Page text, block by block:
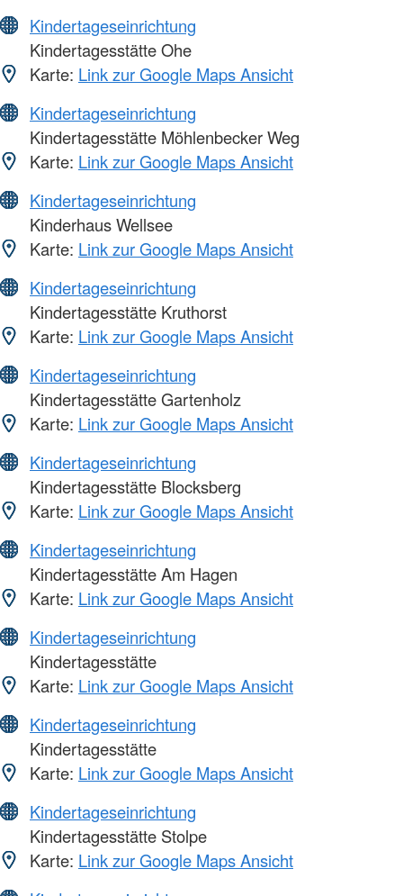
Kindertageseinrichtung
Kindertagesstätte Ohe
Karte: Link zur Google Maps Ansicht
Kindertageseinrichtung
Kindertagesstätte Möhlenbecker Weg
Karte: Link zur Google Maps Ansicht
Kindertageseinrichtung
Kinderhaus Wellsee
Karte: Link zur Google Maps Ansicht
Kindertageseinrichtung
Kindertagesstätte Kruthorst
Karte: Link zur Google Maps Ansicht
Kindertageseinrichtung
Kindertagesstätte Gartenholz
Karte: Link zur Google Maps Ansicht
Kindertageseinrichtung
Kindertagesstätte Blocksberg
Karte: Link zur Google Maps Ansicht
Kindertageseinrichtung
Kindertagesstätte Am Hagen
Karte: Link zur Google Maps Ansicht
Kindertageseinrichtung
Kindertagesstätte
Karte: Link zur Google Maps Ansicht
Kindertageseinrichtung
Kindertagesstätte
Karte: Link zur Google Maps Ansicht
Kindertageseinrichtung
Kindertagesstätte Stolpe
Karte: Link zur Google Maps Ansicht